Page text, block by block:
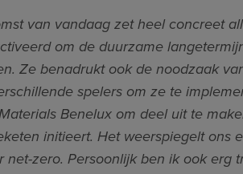
van vandaag zet heel concreet
om de duurzame
Ze benadrukt ook de noodzaak
spelers om ze te
Benelux om deel uit te
initieert. Het weerspiegelt ons
net-zero. Persoonlijk ben ik ook erg